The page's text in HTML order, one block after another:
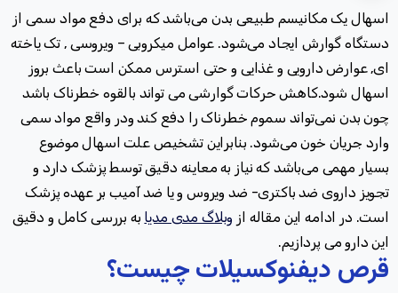
اسهال یک مکانیسم طبیعی بدن می‌باشد که برای دفع مواد سمی از
دستگاه گوارش ایجاد می‌شود. عوامل میکروبی – ویروسی ٬ تک یاخته
ای٬ عوارض دارویی و غذایی و حتی استرس ممکن است باعث بروز
اسهال شود.کاهش حرکات گوارشی می تواند بالقوه خطرناک باشد
چون بدن نمی‌تواند سموم خطرناک را دفع کند ودر واقع مواد سمی
وارد جریان خون می‌شود. بنابراین تشخیص علت اسهال موضوع
بسیار مهمی می‌باشد که نیاز به معاینه دقیق توسط پزشک دارد و
تجویز داروی ضد باکتری-‌ ضد ویروس و یا ضد آمیب بر عهده پزشک
است. در ادامه این مقاله از وبلاگ مدی مدیا به بررسی کامل و دقیق
این دارو می پردازیم.
قرص دیفنوکسیلات چیست؟